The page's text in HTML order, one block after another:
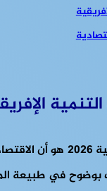
لعل أبرز ما
في طبيعة